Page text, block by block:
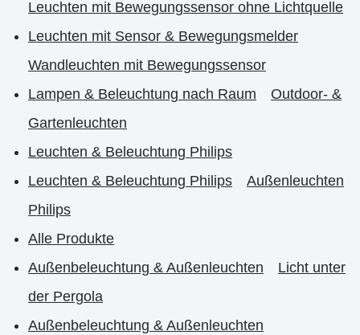
Leuchten mit Bewegungssensor ohne Lichtquelle
Leuchten mit Sensor & Bewegungsmelder
Wandleuchten mit Bewegungssensor
Lampen & Beleuchtung nach Raum
Outdoor- &
Gartenleuchten
Leuchten & Beleuchtung Philips
Leuchten & Beleuchtung Philips
Außenleuchten
Philips
Alle Produkte
Außenbeleuchtung & Außenleuchten
Licht unter
der Pergola
Außenbeleuchtung & Außenleuchten